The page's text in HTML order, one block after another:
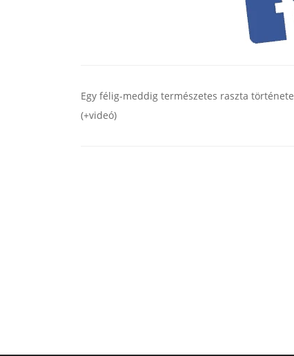
Egy félig-meddig természetes raszta története
(+videó)